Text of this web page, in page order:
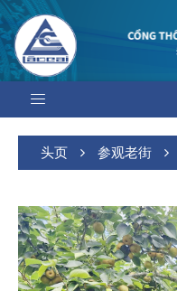
头页 参观老街